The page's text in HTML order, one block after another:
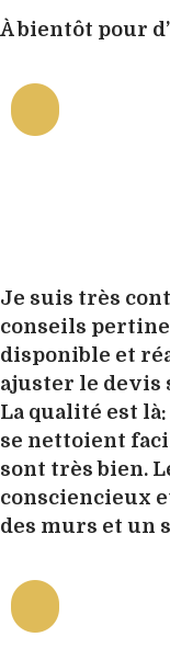
À bientôt pour
Je suis très
conseils
disponible et
ajuster le devis
La qualité est
se nettoient
sont très bien.
consciencieux
des murs et un